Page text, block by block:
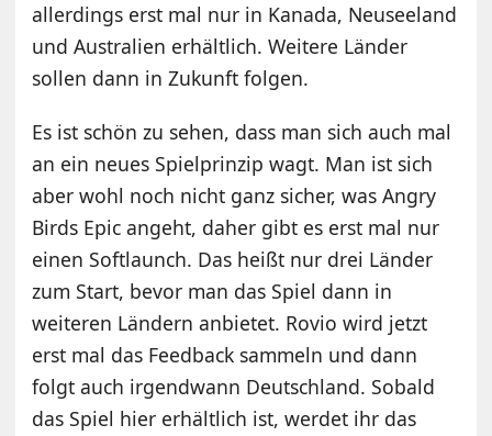
allerdings erst mal nur in Kanada, Neuseeland
und Australien erhältlich. Weitere Länder
sollen dann in Zukunft folgen.
Es ist schön zu sehen, dass man sich auch mal
an ein neues Spielprinzip wagt. Man ist sich
aber wohl noch nicht ganz sicher, was Angry
Birds Epic angeht, daher gibt es erst mal nur
einen Softlaunch. Das heißt nur drei Länder
zum Start, bevor man das Spiel dann in
weiteren Ländern anbietet. Rovio wird jetzt
erst mal das Feedback sammeln und dann
folgt auch irgendwann Deutschland. Sobald
das Spiel hier erhältlich ist, werdet ihr das